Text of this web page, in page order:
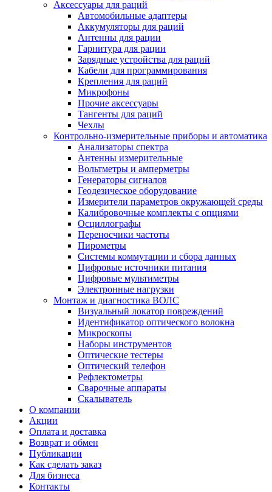
Аксессуары для раций
Автомобильные адаптеры
Аккумуляторы для раций
Антенны для рации
Гарнитура для рации
Зарядные устройства для раций
Кабели для программирования
Крепления для раций
Микрофоны
Прочие аксессуары
Тангенты для раций
Чехлы
Контрольно-измерительные приборы и автоматика
Анализаторы спектра
Антенны измерительные
Вольтметры и амперметры
Генераторы сигналов
Геодезическое оборудование
Измерители параметров окружающей среды
Калибровочные комплекты с опциями
Осциллографы
Переносчики частоты
Пирометры
Системы коммутации и сбора данных
Цифровые источники питания
Цифровые мультиметры
Электронные нагрузки
Монтаж и диагностика ВОЛС
Визуальный локатор повреждений
Идентификатор оптического волокна
Микроскопы
Наборы инструментов
Оптические тестеры
Оптический телефон
Рефлектометры
Сварочные аппараты
Скалыватель
О компании
Акции
Оплата и доставка
Возврат и обмен
Публикации
Как сделать заказ
Для бизнеса
Контакты